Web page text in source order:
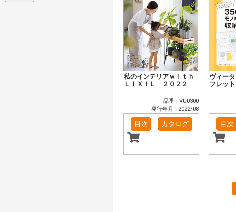
私のインテリアｗｉｔｈ
ＬＩＸＩＬ ２０２２
品番：VU0300
発行年月：2022/08
目次 カタログ
ヴィー
フレット
目次